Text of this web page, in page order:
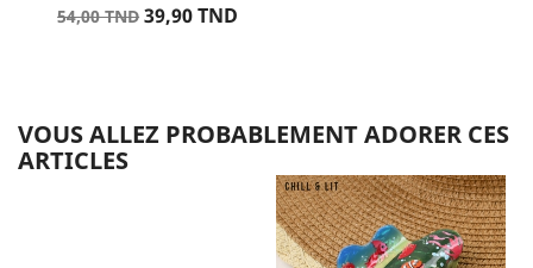
Prix
54,00 TND Prix
39,90 TND
VOUS ALLEZ PROBABLEMENT ADORER CES
ARTICLES